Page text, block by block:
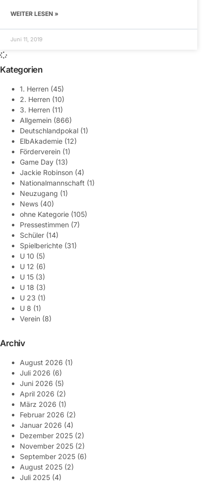
WEITER LESEN »
Juni 11, 2019
Kategorien
1. Herren (45)
2. Herren (10)
3. Herren (11)
Allgemein (866)
Deutschlandpokal (1)
ElbAkademie (12)
Förderverein (1)
Game Day (13)
Jackie Robinson (4)
Nationalmannschaft (1)
Neuzugang (1)
News (40)
ohne Kategorie (105)
Pressestimmen (7)
Schüler (14)
Spielberichte (31)
U 10 (5)
U 12 (6)
U 15 (3)
U 18 (3)
U 23 (1)
U 8 (1)
Verein (8)
Archiv
August 2026 (1)
Juli 2026 (6)
Juni 2026 (5)
April 2026 (2)
März 2026 (1)
Februar 2026 (2)
Januar 2026 (4)
Dezember 2025 (2)
November 2025 (2)
September 2025 (6)
August 2025 (2)
Juli 2025 (4)